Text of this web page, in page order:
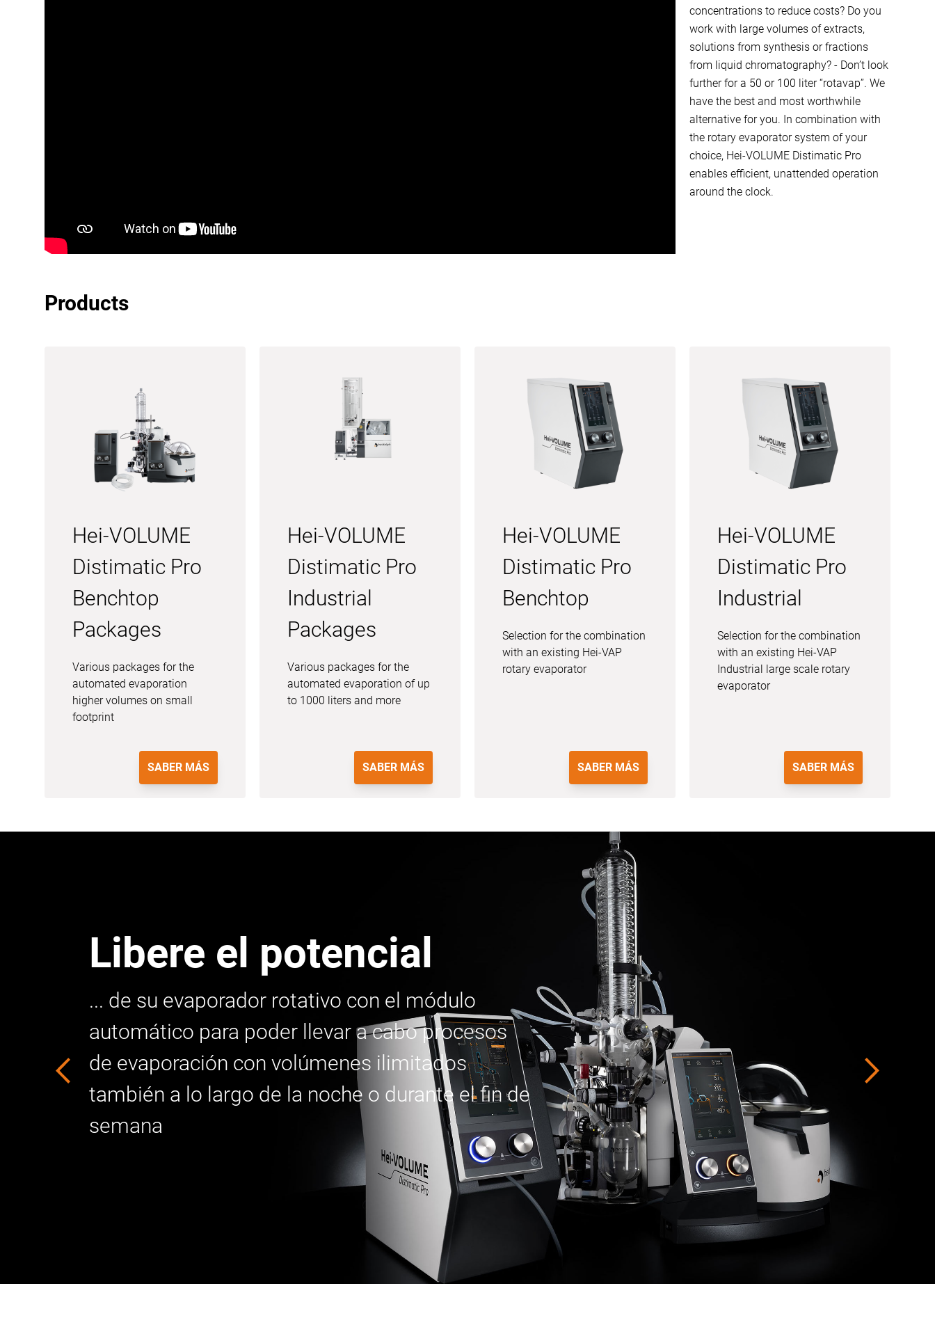
concentrations to reduce costs? Do you
work with large volumes of extracts,
solutions from synthesis or fractions
from liquid chromatography? - Don’t look
further for a 50 or 100 liter “rotavap”. We
have the best and most worthwhile
alternative for you. In combination with
the rotary evaporator system of your
choice, Hei-VOLUME Distimatic Pro
enables efficient, unattended operation
around the clock.
Products
Hei-VOLUME
Distimatic Pro
Benchtop
Packages
Various packages for the
automated evaporation
higher volumes on small
footprint
SABER MÁS
Hei-VOLUME
Distimatic Pro
Industrial
Packages
Various packages for the
automated evaporation of up
to 1000 liters and more
SABER MÁS
Hei-VOLUME
Distimatic Pro
Benchtop
Selection for the combination
with an existing Hei-VAP
rotary evaporator
SABER MÁS
Hei-VOLUME
Distimatic Pro
Industrial
Selection for the combination
with an existing Hei-VAP
Industrial large scale rotary
evaporator
SABER MÁS
Libere el potencial
... de su evaporador rotativo con el módulo
automático para poder llevar a cabo procesos
de evaporación con volúmenes ilimitados
también a lo largo de la noche o durante el fin de
semana